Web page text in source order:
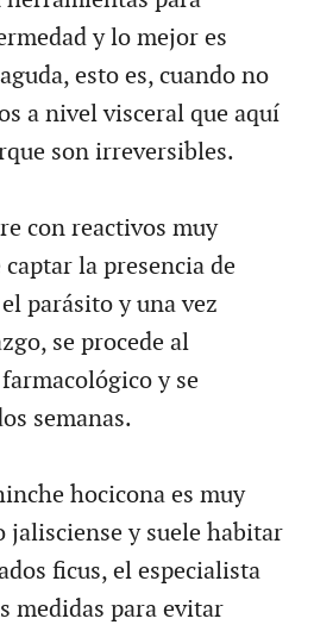
y lo mejor es
esto es, cuando no
a nivel visceral que aquí
son irreversibles.
con reactivos muy
la presencia de
parásito y una vez
se procede al
y se
semanas.
hocicona es muy
y suele habitar
ficus, el especialista
medidas para evitar